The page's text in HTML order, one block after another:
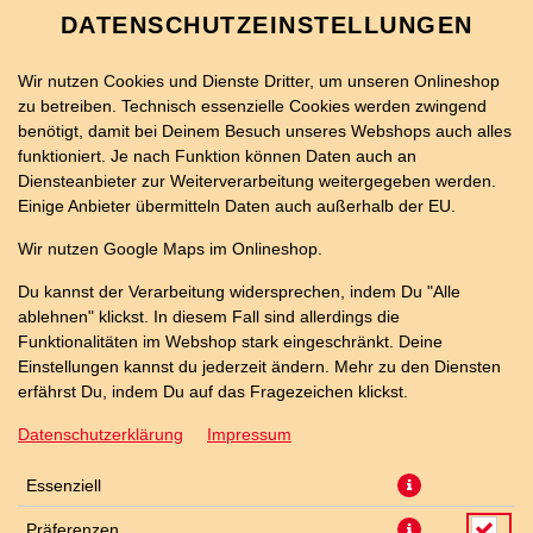
HIRTENKÄSE BAGUETTE
DATENSCHUTZEINSTELLUNGEN
Wir nutzen Cookies und Dienste Dritter, um unseren Onlineshop
zu betreiben. Technisch essenzielle Cookies werden zwingend
benötigt, damit bei Deinem Besuch unseres Webshops auch alles
funktioniert. Je nach Funktion können Daten auch an
Diensteanbieter zur Weiterverarbeitung weitergegeben werden.
Einige Anbieter übermitteln Daten auch außerhalb der EU.
Wir nutzen Google Maps im Onlineshop.
Du kannst der Verarbeitung widersprechen, indem Du "Alle
ablehnen" klickst. In diesem Fall sind allerdings die
Funktionalitäten im Webshop stark eingeschränkt. Deine
Einstellungen kannst du jederzeit ändern. Mehr zu den Diensten
erfährst Du, indem Du auf das Fragezeichen klickst.
Datenschutzerklärung Impressum
Essenziell